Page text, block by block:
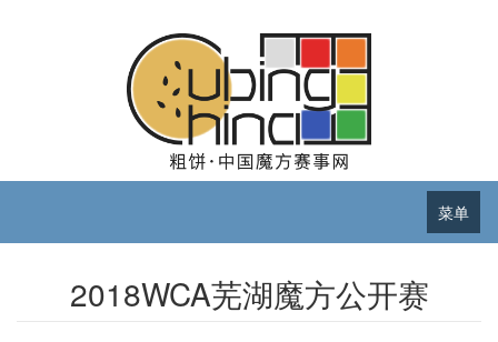
菜单
2018WCA芜湖魔方公开赛